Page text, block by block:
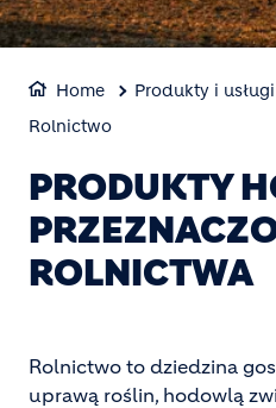
Home Produkty i usługi
Rolnictwo
PRODUKTY
ROLNICTWA
Rolnictwo to dziedzina
uprawą roślin, hodowlą